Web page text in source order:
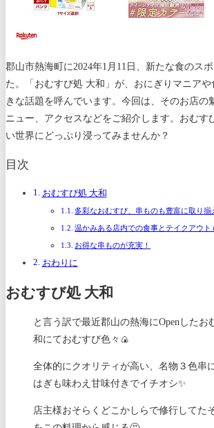
郡山市熱海町に2024年1月11日、新たな食のス
た。「おむすび処 大和」が、おにぎりマニア
きな話題を呼んでいます。今回は、そのお店の
ニュー、アクセスなどをご紹介します。おむす
い世界にどっぷり浸ってみませんか？
目次
おむすび処 大和
多彩なおむすび、串ものも豊富に取り揃
温かみある店内での食事とテイクアウト
お得な串ものが充実！
おわりに
おむすび処 大和
と言う訳で最近郡山の熱海にOpenしたお
和にておむすび色々🍙
全体的にクオリティが高い、名物３色串
はぎも味わえ甘味付きでイチオシ✨
店主様おそらくどこかしらで修行してた